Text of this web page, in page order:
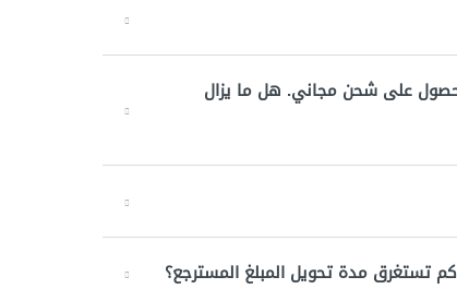
كنت مؤهلًا للحصول على شحن مجاني. هل ما يزال
تستغرق مدة تحويل المبلغ المسترجع؟